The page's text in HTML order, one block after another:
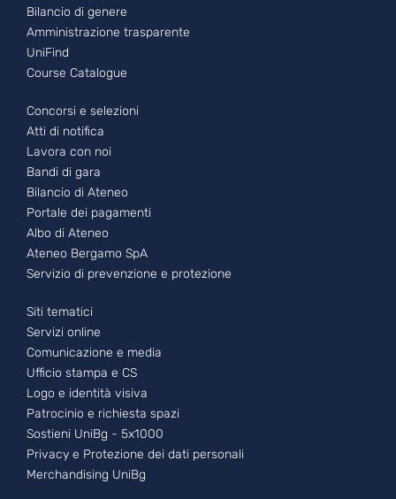
Bilancio di genere
Amministrazione trasparente
UniFind
Course Catalogue
Footer - 2
Concorsi e selezioni
Atti di notifica
Lavora con noi
Bandi di gara
Bilancio di Ateneo
Portale dei pagamenti
Albo di Ateneo
Ateneo Bergamo SpA
Servizio di prevenzione e protezione
Footer - 3
Siti tematici
Servizi online
Comunicazione e media
Ufficio stampa e CS
Logo e identità visiva
Patrocinio e richiesta spazi
Sostieni UniBg - 5x1000
Privacy e Protezione dei dati personali
Merchandising UniBg